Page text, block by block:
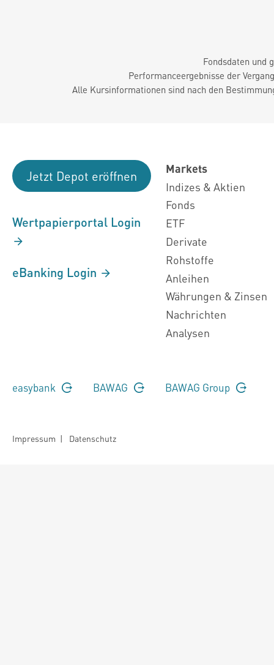
Fondsdaten und
Performanceergebnisse der
Alle Kursinformationen sind nach den
Jetzt Depot eröffnen
Wertpapierportal Login
eBanking Login
Markets
Indizes & Aktien
Fonds
ETF
Derivate
Rohstoffe
Anleihen
Währungen & Zinsen
Nachrichten
Analysen
easybank BAWAG BAWAG Group
Impressum | Datenschutz